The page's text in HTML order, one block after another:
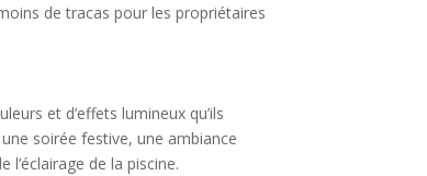
de tracas pour les propriétaires
et d’effets lumineux qu’ils
soirée festive, une ambiance
de la piscine.